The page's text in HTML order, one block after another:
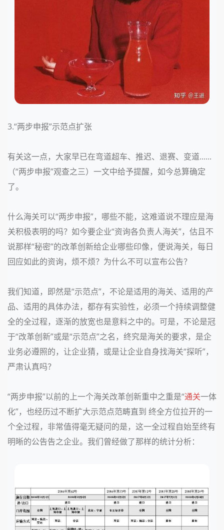
3.“两步申报”示范点扩张
有关这一点，大家早已在弯道超车、推迟、退赛、变道......
（“两步申报”观查之三） 一文中给予提醒，如今总算确定
了。
什么海关可以“两步申报”，哪些不能，这难道说不理应是海
关积极表明的吗？如今要企业“资询各负责人海关”，估且不
说那样“秘密”的改革创新给企业哪些印像，便说海关，每日
回应如此的资询，烦不烦？为什么不可以宣布公告？
我们知道，即然是“示范点”，不论是适用的海关、适用的产
品、适用的具体办法，都存有实验性，必须一个持续调整健
全的全过程，逐渐的放宽也是意料之中的。可是，不论是冠
于“改革创新”或是“示范点”之名，终究是海关的要求，是企
业务必遵照的，让企业猜，或是让企业自身找海关“探听”，
严肃认真吗？
“两步申报”以前的上一个海关改革创新重中之重是“通关一体
化”，也经历过不断扩大示范点范畴直到 终全方位拉开的一
个全过程，非常值得毫无疑问的是，这一全过程自始至终有
明晰的公告告之企业。我们曾经做了那样的统计分析：